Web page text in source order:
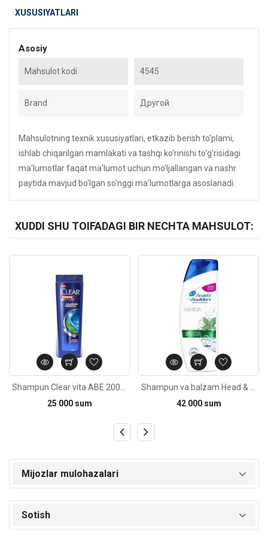
XUSUSIYATLARI
Asosiy
Mahsulot kodi 4545
Brand Другой
Mahsulotning texnik xususiyatlari, etkazib berish to'plami,
ishlab chiqarilgan mamlakati va tashqi ko'rinishi to'g'risidagi
ma'lumotlar faqat ma'lumot uchun mo'ljallangan va nashr
paytida mavjud bo'lgan so'nggi ma'lumotlarga asoslanadi.
XUDDI SHU TOIFADAGI BIR NECHTA MAHSULOT:
25 000 sum
42 000 sum
Mijozlar mulohazalari
Sotish